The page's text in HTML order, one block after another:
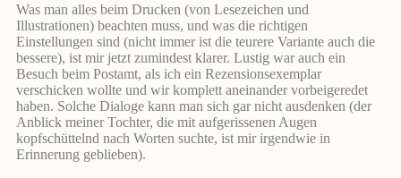
Was man alles beim Drucken (von Lesezeichen und
Illustrationen) beachten muss, und was die richtigen
Einstellungen sind (nicht immer ist die teurere Variante auch die
bessere), ist mir jetzt zumindest klarer. Lustig war auch ein
Besuch beim Postamt, als ich ein Rezensionsexemplar
verschicken wollte und wir komplett aneinander vorbeigeredet
haben. Solche Dialoge kann man sich gar nicht ausdenken (der
Anblick meiner Tochter, die mit aufgerissenen Augen
kopfschüttelnd nach Worten suchte, ist mir irgendwie in
Erinnerung geblieben).